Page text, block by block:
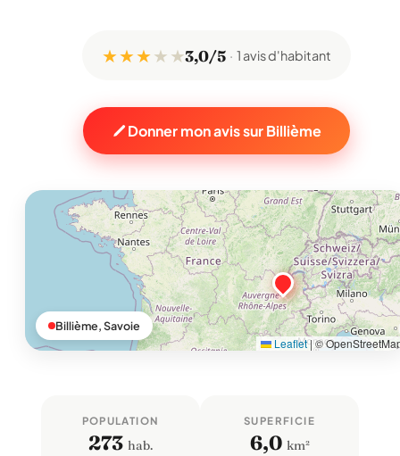
★ ★ ★★ ★3,0/5 1 avis d'habitant
Donner mon avis sur Billième
Leaflet|©
Billième, Savoie
POPULATION
273 hab.
SUPERFICIE
6,0 km²